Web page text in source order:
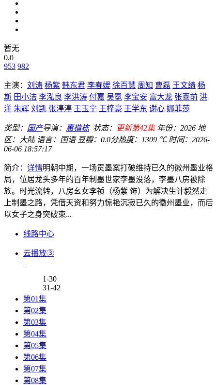
暂无
0.0
953 982
主演： 刘涛 杨紫 韩东君 李春嫒 徐百慧 周知 曹磊 王文绮 杨
斯 田小洁 李泓良 李洪涛 付嘉 吴冕 李宝安 富大龙 张喜前 洪
洋 朱辉 刘凯 张渟渟 王玉宁 王梓豪 王学东 谢心 娜菲莎
类型： 国产导演： 惠楷栋 状态： 更新第42集 年份： 2026 地
区：
大陆 语言： 国语 豆瓣：0.0分热度：1309 ℃ 时间： 2026-
06-06 18:57:17
简介： 详情明朝中期，一场贡墨案打破维持已久的徽州墨业格
局，位居龙头多年的百年制墨世家李墨没落，李墨八房被除
族。时光流转，八房幺女李祯（杨紫 饰）为解决生计毅然走
上制墨之路，凭借天资和努力惊艳沉寂已久的徽州墨业，而后
以女子之身突破束...
线路中心
云播放③
|
1-30
31-42
第01集
第02集
第03集
第04集
第05集
第06集
第07集
第08集